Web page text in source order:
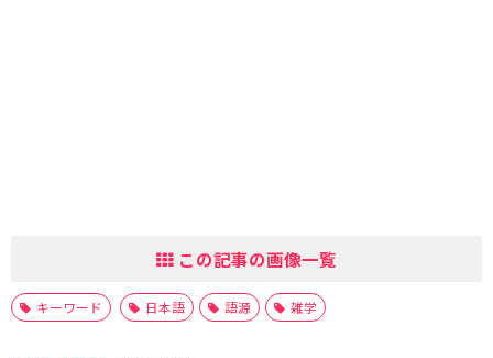
この記事の画像一覧
キーワード 日本語 語源 雑学